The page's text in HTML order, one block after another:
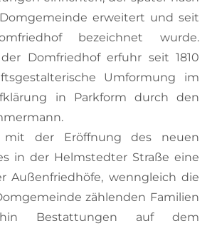
erweitert und seit
bezeichnet wurde.
Domfriedhof erfuhr seit 1810
Umformung im
in Parkform durch den
mit der Eröffnung des neuen
in der Helmstedter Straße eine
Außenfriedhöfe, wenngleich die
zählenden Familien
Bestattungen auf dem